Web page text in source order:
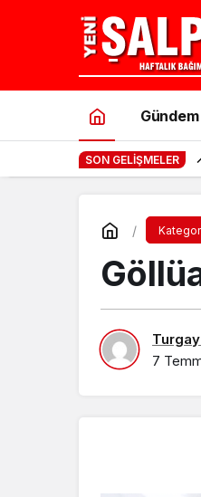
Gündem
SON GELIŞMELER
7